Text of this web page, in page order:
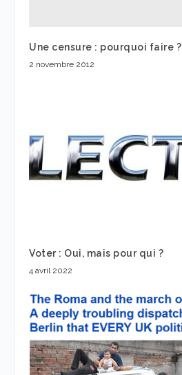
Une censure : pourquoi faire ?
2 novembre 2012
Voter : Oui, mais pour qui ?
4 avril 2022